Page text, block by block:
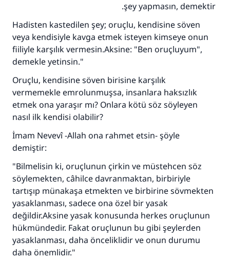
şey yapmasın, demektir.
Hadisten kastedilen şey; oruçlu, kendisine söven
veya kendisiyle kavga etmek isteyen kimseye onun
fiiliyle karşılık vermesin.Aksine: "Ben oruçluyum",
demekle yetinsin."
Oruçlu, kendisine söven birisine karşılık
vermemekle emrolunmuşsa, insanlara haksızlık
etmek ona yaraşır mı? Onlara kötü söz söyleyen
nasıl ilk kendisi olabilir?
İmam Nevevî -Allah ona rahmet etsin- şöyle
demiştir:
"Bilmelisin ki, oruçlunun çirkin ve müstehcen söz
söylemekten, câhilce davranmaktan, birbiriyle
tartışıp münakaşa etmekten ve birbirine sövmekten
yasaklanması, sadece ona özel bir yasak
değildir.Aksine yasak konusunda herkes oruçlunun
hükmündedir. Fakat oruçlunun bu gibi şeylerden
yasaklanması, daha önceliklidir ve onun durumu
daha önemlidir."
110845 Nolu Cevap, bir evliliği
kurtardı.
Ümmete cevapları ulaştırmak için bizi destekle
Her kim bir hayra yol gösterirse , hayrı yapan
kişinin sevabı kadar ona sevap yazılır.
(MUSLIM 1893)